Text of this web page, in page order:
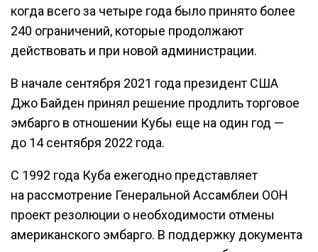
когда всего за четыре года было принято более
240 ограничений, которые продолжают
действовать и при новой администрации.
В начале сентября 2021 года президент США
Джо Байден принял решение продлить торговое
эмбарго в отношении Кубы еще на один год —
до 14 сентября 2022 года.
С 1992 года Куба ежегодно представляет
на рассмотрение Генеральной Ассамблеи ООН
проект резолюции о необходимости отмены
американского эмбарго. В поддержку документа